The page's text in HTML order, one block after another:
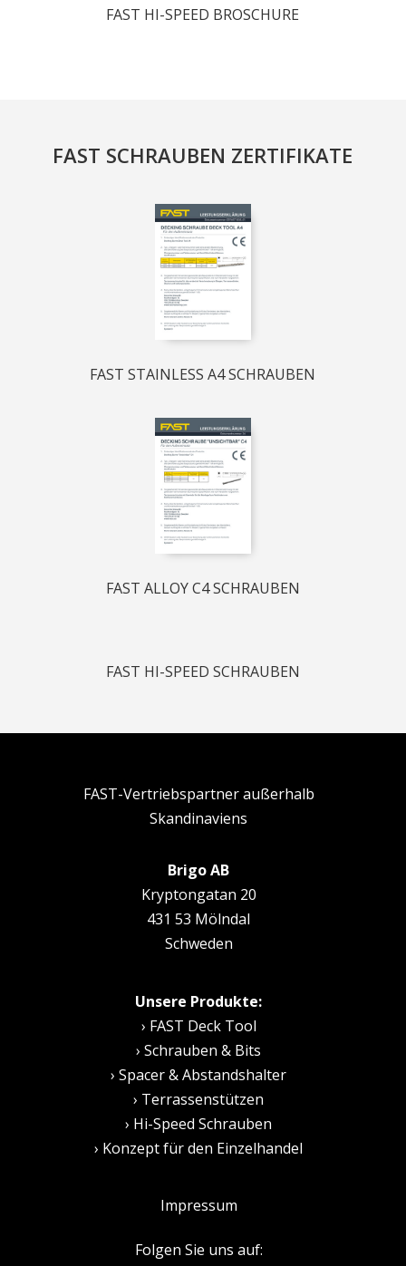
FAST HI-SPEED BROSCHURE
FAST SCHRAUBEN ZERTIFIKATE
FAST STAINLESS A4 SCHRAUBEN
FAST ALLOY C4 SCHRAUBEN
FAST HI-SPEED SCHRAUBEN
FAST-Vertriebspartner außerhalb
Skandinaviens
Brigo AB
Kryptongatan 20
431 53 Mölndal
Schweden
Unsere Produkte:
› FAST Deck Tool
› Schrauben & Bits
› Spacer & Abstandshalter
› Terrassenstützen
› Hi-Speed Schrauben
› Konzept für den Einzelhandel
Impressum
Folgen Sie uns auf: